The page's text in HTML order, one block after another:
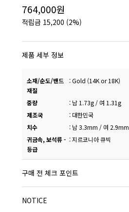
764,000원
적립금 15,200 (2%)
제품 세부 정보
소재/순도/밴드
재질
:Gold (14K or 18K)
중량 : 남 1.73g / 여 1.31g
제조국
: 대한민국
치수
: 남 3.3mm / 여 2.9mm
귀금속, 보석류 -
등급
:지르코니아 큐빅
구매 전 체크 포인트
NOTICE